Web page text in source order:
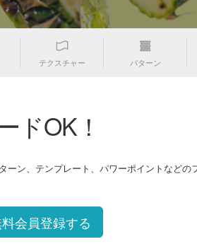
テクスチャー パターン
ドOK！
ン、テンプレート、パワーポイントなど
会員登録する